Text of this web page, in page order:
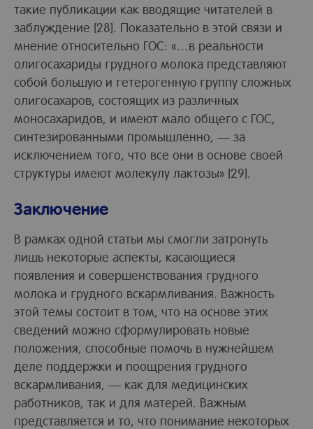
такие публикации как вводящие читателей в
заблуждение [28]. Показательно в этой связи и
мнение относительно ГОС: «…в реальности
олигосахариды грудного молока представляют
собой большую и гетерогенную группу сложных
олигосахаров, состоящих из различных
моносахаридов, и имеют мало общего с ГОС,
синтезированными промышленно, — за
исключением того, что все они в основе своей
структуры имеют молекулу лактозы» [29].
Заключение
В рамках одной статьи мы смогли затронуть
лишь некоторые аспекты, касающиеся
появления и совершенствования грудного
молока и грудного вскармливания. Важность
этой темы состоит в том, что на основе этих
сведений можно сформулировать новые
положения, способные помочь в нужнейшем
деле поддержки и поощрения грудного
вскармливания, — как для медицинских
работников, так и для матерей. Важным
представляется и то, что понимание некоторых